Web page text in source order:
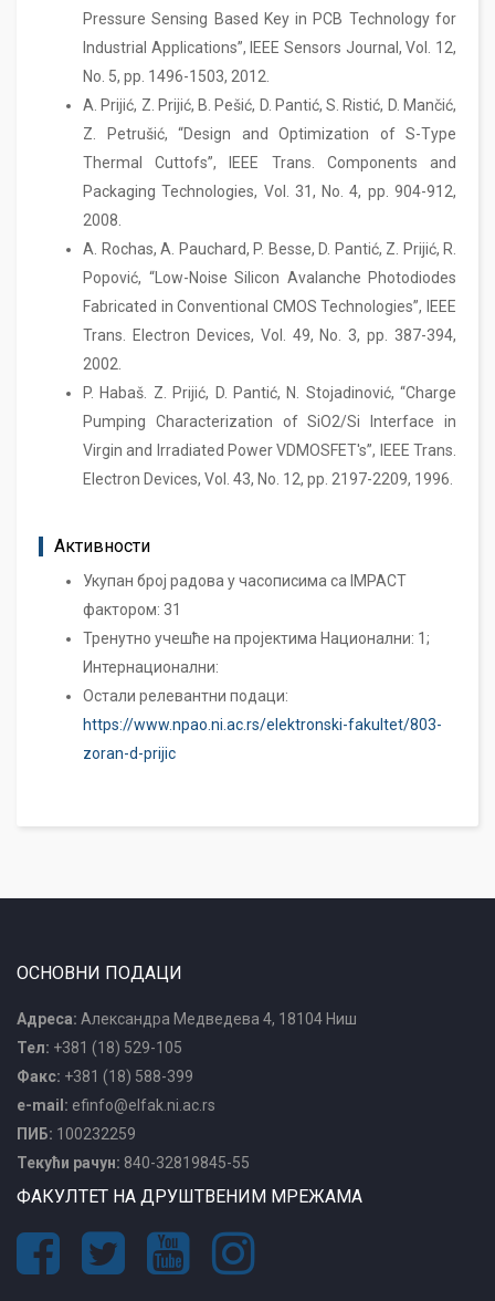
Pressure Sensing Based Key in PCB Technology for
Industrial Applications”, IEEE Sensors Journal, Vol. 12,
No. 5, pp. 1496-1503, 2012.
A. Prijić, Z. Prijić, B. Pešić, D. Pantić, S. Ristić, D. Mančić,
Z. Petrušić, “Design and Optimization of S-Type
Thermal Cuttofs”, IEEE Trans. Components and
Packaging Technologies, Vol. 31, No. 4, pp. 904-912,
2008.
А. Rochas, А. Pauchard, P. Besse, D. Pantić, Z. Prijić, R.
Popović, “Low-Noise Silicon Avalanche Photodiodes
Fabricated in Conventional CMOS Technologies”, IEEE
Trans. Electron Devices, Vol. 49, No. 3, pp. 387-394,
2002.
P. Habaš. Z. Prijić, D. Pantić, N. Stojadinović, “Charge
Pumping Characterization of SiO2/Si Interface in
Virgin and Irradiated Power VDMOSFET's”, IEEE Trans.
Electron Devices, Vol. 43, No. 12, pp. 2197-2209, 1996.
Активности
Укупан број радова у часописима са IMPACT
фактором: 31
Тренутно учешће на пројектима Национални: 1;
Интернационални:
Остали релевантни подаци:
https://www.npao.ni.ac.rs/elektronski-fakultet/803-
zoran-d-prijic
ОСНОВНИ ПОДАЦИ
Адреса: Александра Медведева 4, 18104 Ниш
Тел: +381 (18) 529-105
Факс: +381 (18) 588-399
e-mail: efinfo@elfak.ni.ac.rs
ПИБ: 100232259
Текући рачун: 840-32819845-55
ФАКУЛТЕТ НА ДРУШТВЕНИМ МРЕЖАМА